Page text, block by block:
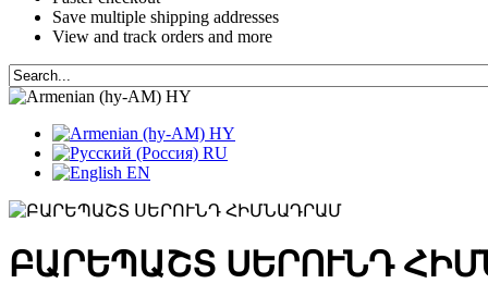
Save multiple shipping addresses
View and track orders and more
HY
HY
RU
EN
ԲԱՐԵՊԱՇՏ ՍԵՐՈՒՆԴ